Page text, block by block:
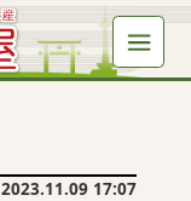
2023.11.09 17:07